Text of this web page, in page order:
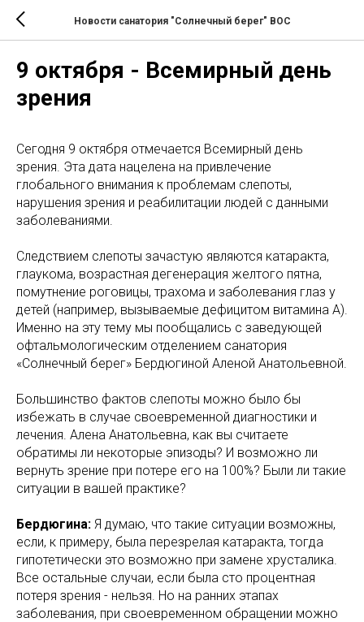
Новости санатория "Солнечный берег" ВОС
9 октября - Всемирный день
зрения
Сегодня 9 октября отмечается Всемирный день
зрения. Эта дата нацелена на привлечение
глобального внимания к проблемам слепоты,
нарушения зрения и реабилитации людей с данными
заболеваниями.
Следствием слепоты зачастую являются катаракта,
глаукома, возрастная дегенерация желтого пятна,
помутнение роговицы, трахома и заболевания глаз у
детей (например, вызываемые дефицитом витамина А).
Именно на эту тему мы пообщались с заведующей
офтальмологическим отделением санатория
«Солнечный берег» Бердюгиной Аленой Анатольевной.
Большинство фактов слепоты можно было бы
избежать в случае своевременной диагностики и
лечения. Алена Анатольевна, как вы считаете
обратимы ли некоторые эпизоды? И возможно ли
вернуть зрение при потере его на 100%? Были ли такие
ситуации в вашей практике?
Бердюгина: Я думаю, что такие ситуации возможны,
если, к примеру, была перезрелая катаракта, тогда
гипотетически это возможно при замене хрусталика.
Все остальные случаи, если была сто процентная
потеря зрения - нельзя. Но на ранних этапах
заболевания, при своевременном обращении можно